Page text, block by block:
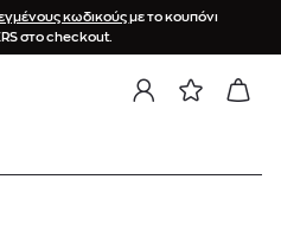
κωδικούςμε το κουπόνι
στο checkout.